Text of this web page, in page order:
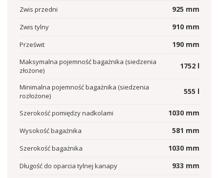
Zwis przedni 925 mm
Zwis tylny 910 mm
Prześwit 190 mm
Maksymalna pojemność bagażnika (siedzenia
złożone)
1752 l
Minimalna pojemność bagażnika (siedzenia
rozłożone)
555 l
Szerokość pomiędzy nadkolami 1030 mm
Wysokość bagażnika 581 mm
Szerokość bagażnika 1030 mm
Długość do oparcia tylnej kanapy 933 mm